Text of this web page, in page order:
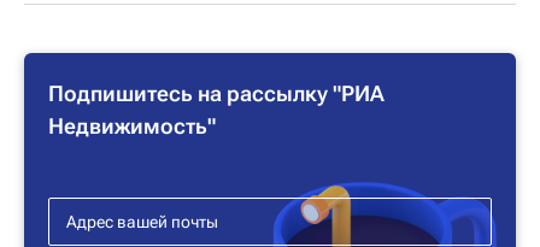
Подпишитесь на рассылку "РИА
Недвижимость"